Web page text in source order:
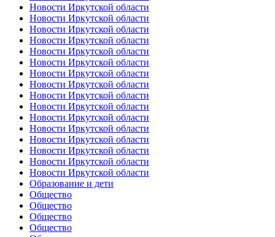
Новости Иркутской области
Новости Иркутской области
Новости Иркутской области
Новости Иркутской области
Новости Иркутской области
Новости Иркутской области
Новости Иркутской области
Новости Иркутской области
Новости Иркутской области
Новости Иркутской области
Новости Иркутской области
Новости Иркутской области
Новости Иркутской области
Новости Иркутской области
Новости Иркутской области
Новости Иркутской области
Образование и дети
Общество
Общество
Общество
Общество